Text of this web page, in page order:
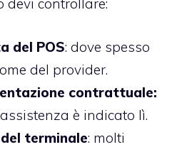
devi controllare:
del POS: dove spesso
del provider.
contrattuale:
è indicato lì.
terminale: molti